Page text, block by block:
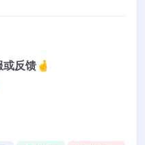
或反馈🤞